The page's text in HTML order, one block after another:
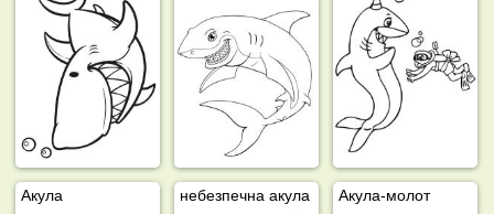
Акула небезпечна акула Акула-молот